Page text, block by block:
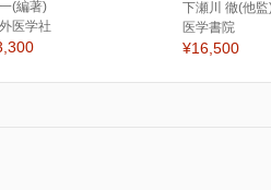
(編著)
医学社
下瀬川 徹(他監
医学書院
¥16,500